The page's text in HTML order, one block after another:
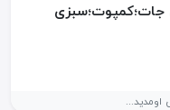
جات؛کمپوت؛سبزی